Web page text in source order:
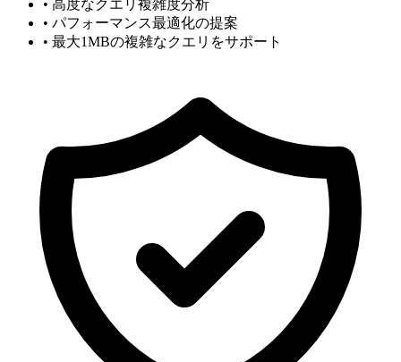
• 高度なクエリ複雑度分析
• パフォーマンス最適化の提案
• 最大1MBの複雑なクエリをサポート